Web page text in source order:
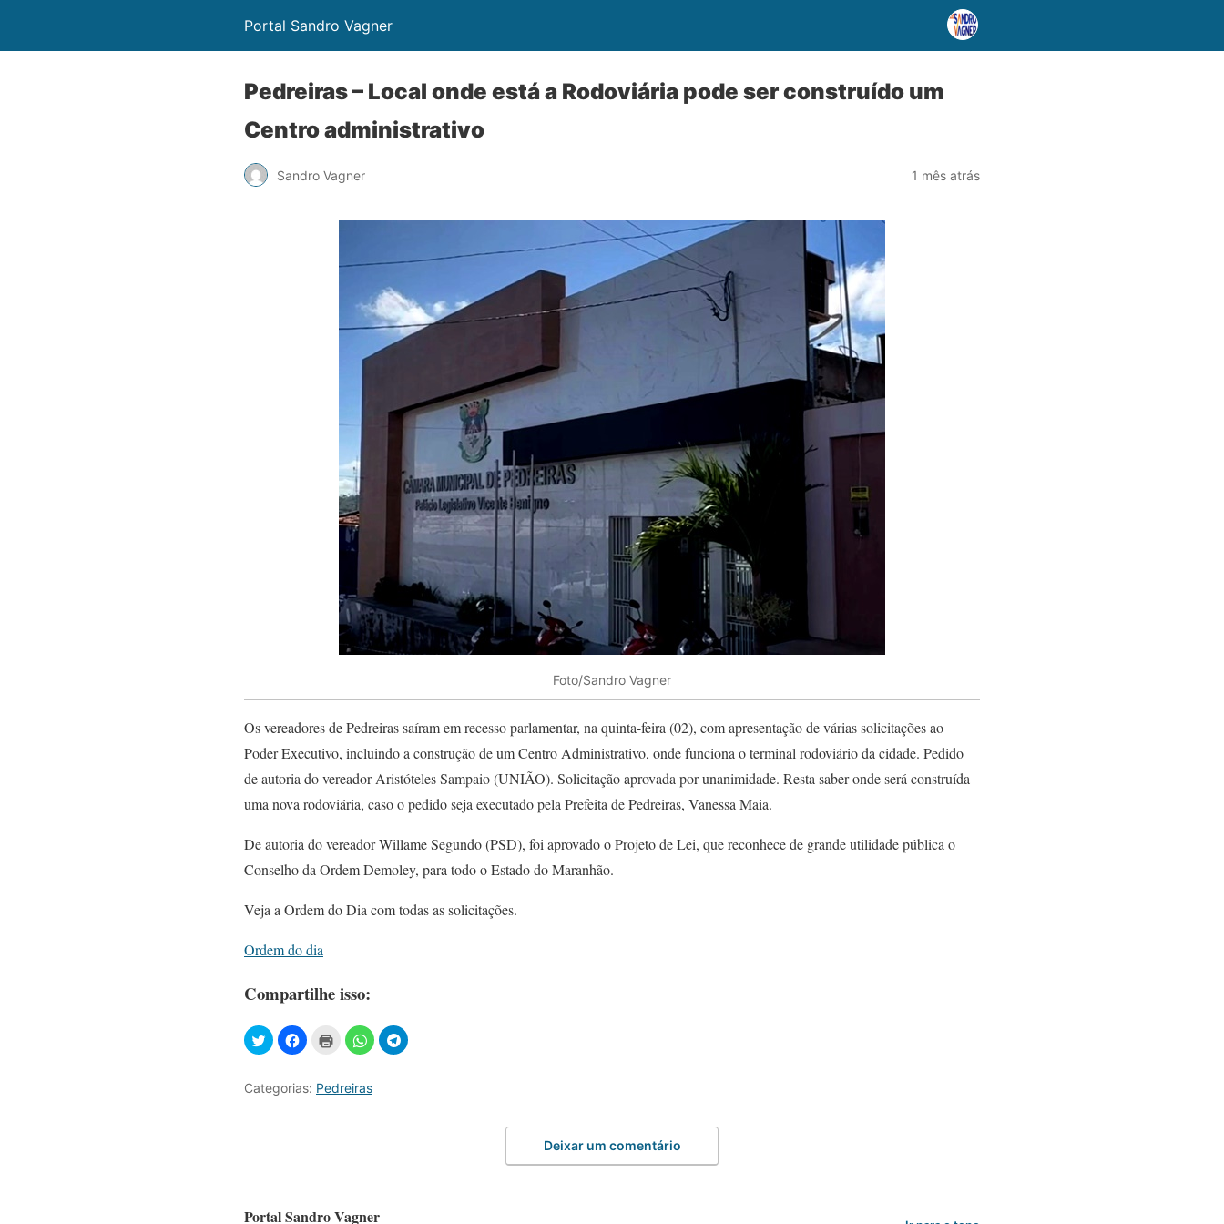
Portal Sandro Vagner
Pedreiras – Local onde está a Rodoviária pode ser construído um
Centro administrativo
Sandro Vagner 1 mês atrás
Foto/Sandro Vagner
Os vereadores de Pedreiras saíram em recesso parlamentar, na quinta-feira (02), com apresentação de várias solicitações ao
Poder Executivo, incluindo a construção de um Centro Administrativo, onde funciona o terminal rodoviário da cidade. Pedido
de autoria do vereador Aristóteles Sampaio (UNIÃO). Solicitação aprovada por unanimidade. Resta saber onde será construída
uma nova rodoviária, caso o pedido seja executado pela Prefeita de Pedreiras, Vanessa Maia.
De autoria do vereador Willame Segundo (PSD), foi aprovado o Projeto de Lei, que reconhece de grande utilidade pública o
Conselho da Ordem Demoley, para todo o Estado do Maranhão.
Veja a Ordem do Dia com todas as solicitações.
Ordem do dia
Compartilhe isso:
Categorias: Pedreiras
Deixar um comentário
Portal Sandro Vagner